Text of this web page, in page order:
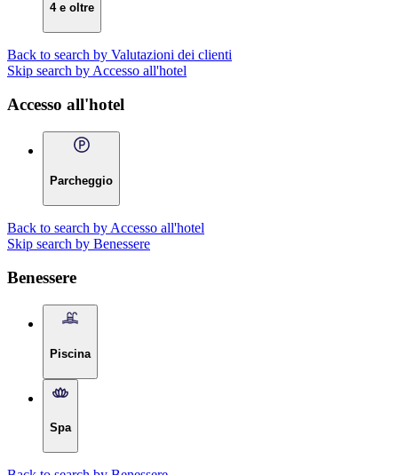
4 e oltre
Back to search by Valutazioni dei clienti
Skip search by Accesso all'hotel
Accesso all'hotel
Parcheggio
Back to search by Accesso all'hotel
Skip search by Benessere
Benessere
Piscina
Spa